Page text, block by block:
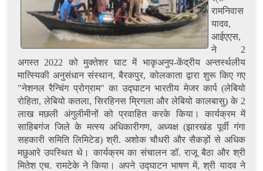
रामनिवास
यादव,
आईएएस,
ने 2
अगस्त 2022 को मुक्तेशर घाट में भाकृअनुप-केंद्रीय अन्तर्स्थलीय
मात्स्यिकी अनुसंधान संस्थान, बैरकपुर, कोलकाता द्वारा शुरू किए गए
"नेशनल रैन्चिंग प्रोग्राम" का उद्घाटन भारतीय मेजर कार्प (लेबियो
रोहिता, लेबियो कतला, सिरहिनस म्रिगला और लेबियो कालबासु) के 2
लाख मछली अंगुलीमीनों को प्रवाहित करके किया। कार्यक्रम में
साहिबगंज जिले के मत्स्य अधिकारीगण, अध्यक्ष (झारखंड पूर्वी गंगा
सहकारी समिति लिमिटेड) श्री. अशोक चौधरी और सैकड़ों से अधिक
मछुआरे उपस्थित थे। कार्यक्रम का संचालन डॉ. राजू बैठा और श्री
मितेश एच. रामटेके ने किया।अपने उद्घाटन भाषण में, श्री यादव ने